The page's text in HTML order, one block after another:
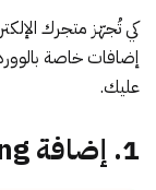
كي تُجهّز متجرك
إضافات خاصة
عليك.
1. إضافة MailPoet Email Marketing